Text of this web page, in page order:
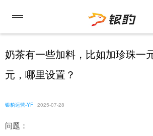
奶茶有一些加料，比如加珍珠一
元，哪里设置？
银豹运营-YF 2025-07-28
问题：